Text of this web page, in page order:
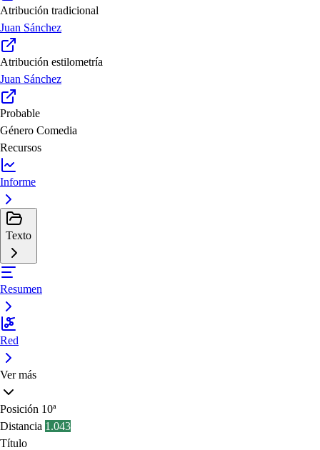
Atribución tradicional
Juan Sánchez
Atribución estilometría
Juan Sánchez
Probable
Género Comedia
Recursos
Informe
Texto
Resumen
Red
Ver más
Posición 10ª
Distancia 1.043
Título